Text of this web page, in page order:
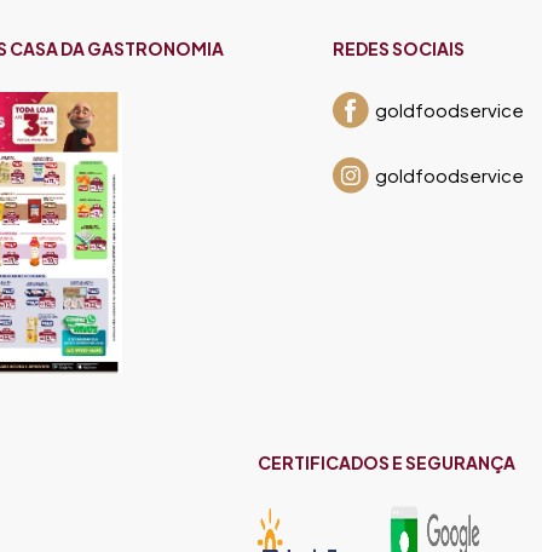
CASA DA GASTRONOMIA REDES SOCIAIS
goldfoodservice
goldfoodservice
CERTIFICADOS E SEGURANÇA